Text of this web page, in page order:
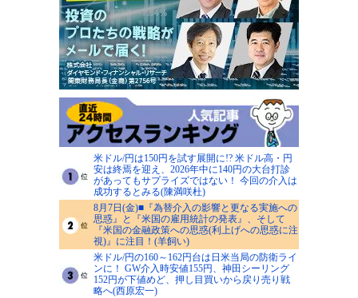
米ドル/円は150円を試す展開に!? 米ドル高・円
安は終焉を迎え、2026年中に140円の大台打診
があってもサプライズではない！ 今回の介入は
成功するとみる(陳満咲杜)
8月7日(金)■『為替介入の影響と更なる実施への
思惑』と『米国の雇用統計の発表』、そして
『米国の金融政策への思惑(利上げへの思惑に注
視)』に注目！(羊飼い)
米ドル/円の160～162円台は日米当局の防衛ライ
ンに！ GW介入時安値155円、神田シーリング
152円が下値めど、押し目買いから戻り売り戦
略へ(西原宏一)